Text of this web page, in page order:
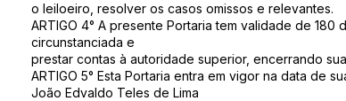
o leiloeiro, resolver os casos omissos e relevantes.
ARTIGO 4° A presente Portaria tem validade de
circunstanciada e
prestar contas à autoridade superior, encerrando
ARTIGO 5° Esta Portaria entra em vigor na data de
João Edvaldo Teles de Lima